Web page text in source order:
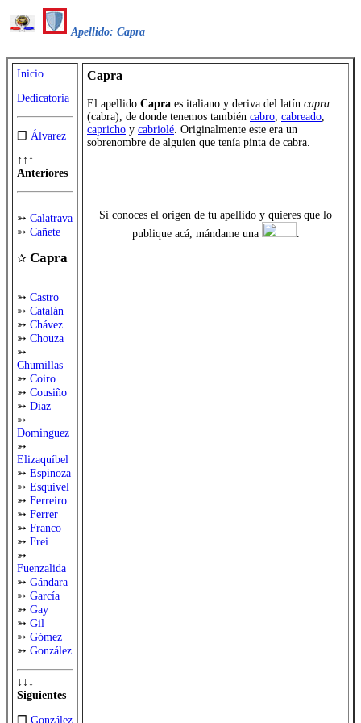
Apellido: Capra
Inicio
Dedicatoria
❒ Álvarez
↑↑↑
Anteriores
➳ Calatrava
➳ Cañete
✰ Capra
➳ Castro
➳ Catalán
➳ Chávez
➳ Chouza
➳
Chumillas
➳ Coiro
➳ Cousiño
➳ Diaz
➳
Dominguez
➳
Elizaquíbel
➳ Espinoza
➳ Esquivel
➳ Ferreiro
➳ Ferrer
➳ Franco
➳ Frei
➳
Fuenzalida
➳ Gándara
➳ García
➳ Gay
➳ Gil
➳ Gómez
➳ González
↓↓↓
Siguientes
❒ González
Capra
El apellido Capra es italiano y deriva del latín capra
(cabra), de donde tenemos también cabro cabreado
capricho y cabriolé . Originalmente este era un
sobrenombre de alguien que tenía pinta de cabra.
Si conoces el origen de tu apellido y quieres que lo
publique acá, mándame una